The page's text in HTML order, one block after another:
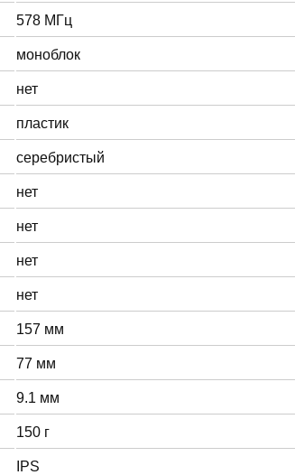
578 МГц
моноблок
нет
пластик
серебристый
нет
нет
нет
нет
157 мм
77 мм
9.1 мм
150 г
IPS